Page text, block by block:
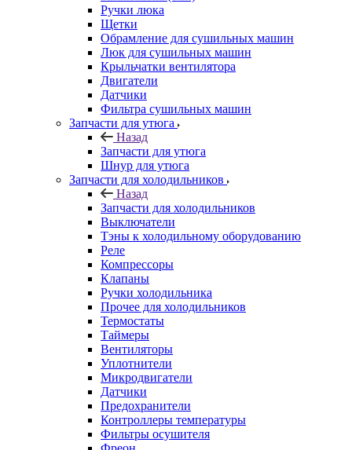
Ручки люка
Щетки
Обрамление для сушильных машин
Люк для сушильных машин
Крыльчатки вентилятора
Двигатели
Датчики
Фильтра сушильных машин
Запчасти для утюга
Назад
Запчасти для утюга
Шнур для утюга
Запчасти для холодильников
Назад
Запчасти для холодильников
Выключатели
Тэны к холодильному оборудованию
Реле
Компрессоры
Клапаны
Ручки холодильника
Прочее для холодильников
Термостаты
Таймеры
Вентиляторы
Уплотнители
Микродвигатели
Датчики
Предохранители
Контроллеры температуры
Фильтры осушителя